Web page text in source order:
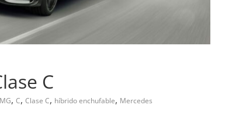
C
, C, Clase C, híbrido enchufable, Mercedes
Mercedes-Benz
Prueba a fondo del